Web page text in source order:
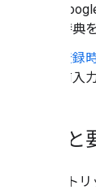
特典
登録
前入
機能と
次のマト